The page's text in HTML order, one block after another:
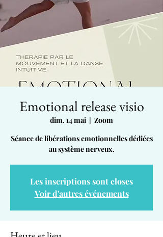
Emotional release visio
dim. 14 mai
  |
Zoom
Séance de libérations emotionnelles dédiées
au système nerveux.
Les inscriptions sont closes
Voir d'autres événements